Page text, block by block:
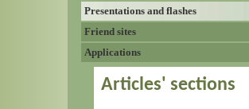
Presentations and flashes
Friend sites
Applications
Articles' sections